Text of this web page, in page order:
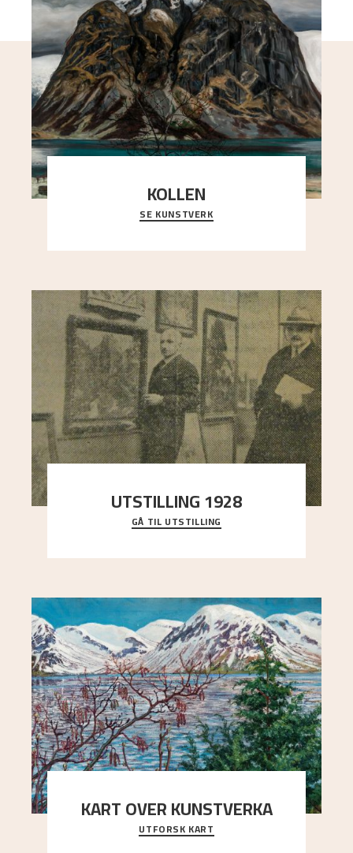
KOLLEN
Et ruvende fjell dominerer bildeflaten, og står i
sterk kontrast til det spinkle rognetreet ute
SE KUNSTVERK
UTSTILLING 1928
Då Astrup døydde i 1928, tok vennene Moritz
Kaland og Simon Thorbjørnsen initiativ til å
GÅ TIL UTSTILLING
KART OVER KUNSTVERKA
Utforsk stedene og utsiktene i Astrups malerier
UTFORSK KART